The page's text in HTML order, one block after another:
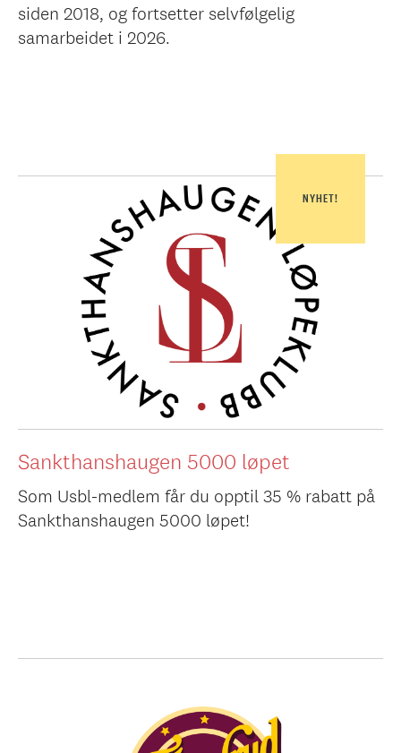
siden 2018, og fortsetter selvfølgelig
samarbeidet i 2026.
NYHET!
Sankthanshaugen 5000 løpet
Som Usbl-medlem får du opptil 35 % rabatt på
Sankthanshaugen 5000 løpet!